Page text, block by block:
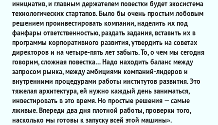
инициатив, и главным держателем повестки будет экосистема
технологических стартапов. Было бы очень простым лобовым
решением проинвестировать компании, наделить их под
фанфары ответственностью, раздать задания, вставить их в
программы корпоративного развития, утвердить на советах
директоров и на четыре-пять лет забыть. То, о чем мы сегодня
говорим, сложная повестка… Надо находить баланс между
запросом рынка, между амбициями компаний-лидеров и
внутренними процедурами работы институтов развития. Это
тяжелая архитектура, ей нужно каждый день заниматься,
инвестировать в это время. Но простые решения — самые
лживые. Впереди два дня плотной работы, проверки того,
насколько мы готовы к запуску всей этой машины».